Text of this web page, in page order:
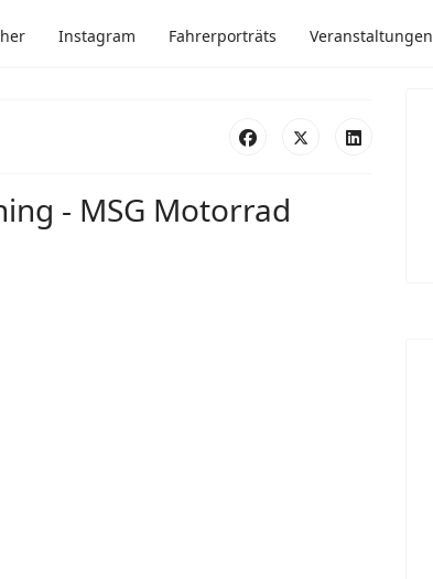
Instagram Fahrerporträts Veranstaltungen
- MSG Motorrad